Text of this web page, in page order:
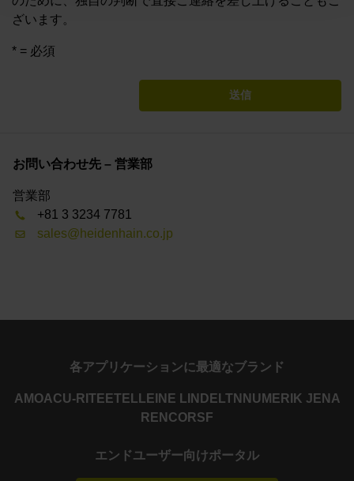
ざいます。
* = 必須
送信
お問い合わせ先 – 営業部
営業部
+81 3 3234 7781
sales@heidenhain.co.jp
各アプリケーションに最適なブランド
AMOACU-RITE ETEL LEINE LINDE LTN NUMERIK JENA
RENCORSF
エンドユーザー向けポータル